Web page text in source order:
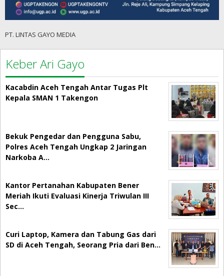
PT. LINTAS GAYO MEDIA
Keber Ari Gayo
Kacabdin Aceh Tengah Antar Tugas Plt
Kepala SMAN 1 Takengon
Bekuk Pengedar dan Pengguna Sabu,
Polres Aceh Tengah Ungkap 2 Jaringan
Narkoba A…
Kantor Pertanahan Kabupaten Bener
Meriah Ikuti Evaluasi Kinerja Triwulan III
Sec…
Curi Laptop, Kamera dan Tabung Gas dari
SD di Aceh Tengah, Seorang Pria dari Ben…